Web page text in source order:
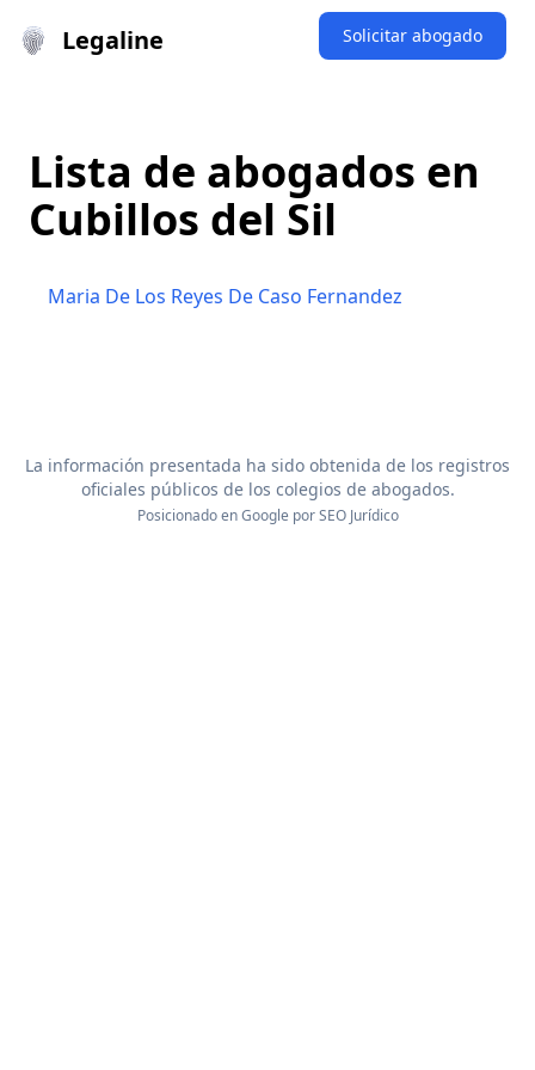
Legaline Solicitar abogado
Lista de abogados en
Cubillos del Sil
Maria De Los Reyes De Caso Fernandez
La información presentada ha sido obtenida de los registros
oficiales públicos de los colegios de abogados.
Posicionado en Google porSEO Jurídico